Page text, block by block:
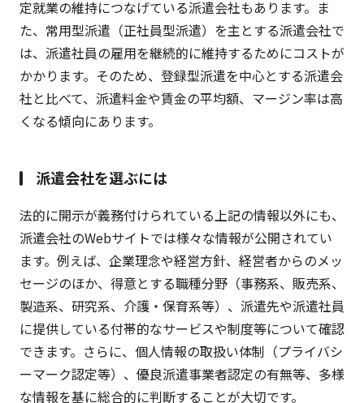
定就業の維持につなげている派遣会社もあります。ま
た、常用型派遣（正社員型派遣）を主とする派遣会社で
は、派遣社員の雇用を継続的に維持するためにコストが
かかります。そのため、登録型派遣を中心とする派遣会
社と比べて、派遣料金や賃金の平均額、マージン率は高
くなる傾向にあります。
派遣会社を選ぶには
法的に開示が義務付けられている上記の情報以外にも、
派遣会社のWebサイトでは様々な情報が公開されてい
ます。例えば、企業理念や経営方針、経営者からのメッ
セージのほか、得意とする職種分野（事務系、販売系、
製造系、研究系、介護・保育系等）、派遣先や派遣社員
に提供している付帯的なサービスや制度等について確認
できます。さらに、個人情報の取扱い体制（プライバシ
ーマーク認定等）、優良派遣事業者認定の有無等、多様
な情報を基に総合的に判断することが大切です。